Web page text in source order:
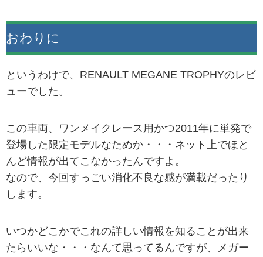
おわりに
というわけで、RENAULT MEGANE TROPHYのレビ
ューでした。
この車両、ワンメイクレース用かつ2011年に単発で
登場した限定モデルなためか・・・ネット上でほと
んど情報が出てこなかったんですよ。
なので、今回すっごい消化不良な感が満載だったり
します。
いつかどこかでこれの詳しい情報を知ることが出来
たらいいな・・・なんて思ってるんですが、メガー